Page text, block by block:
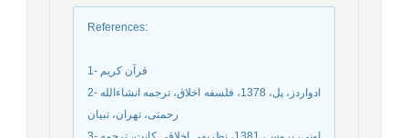
References:
1- قرآن کریم
2- ادواردز، پل، 1378، فلسفه اخلاق، ترجمه انشاءالله
رحمتی، تهران، تبیان